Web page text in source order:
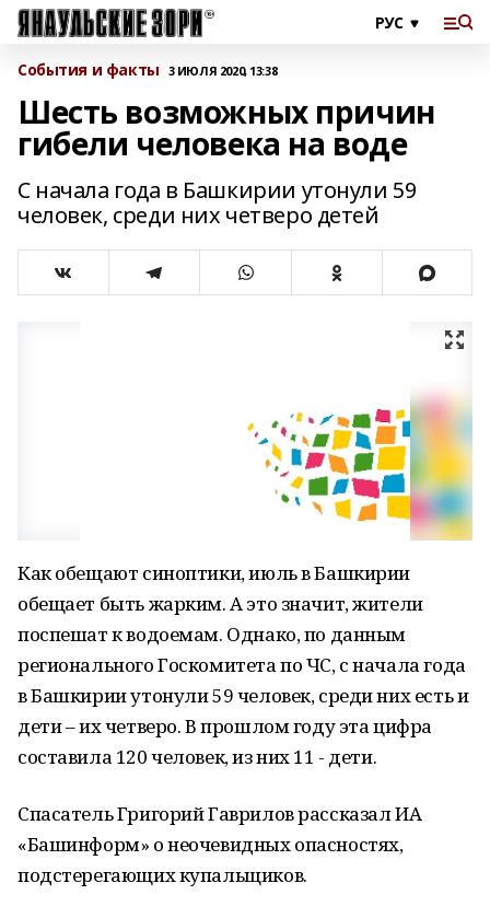
События и факты 3 ИЮЛЯ 2020, 13:38
Шесть возможных причин
гибели человека на воде
С начала года в Башкирии утонули 59
человек, среди них четверо детей
Как обещают синоптики, июль в Башкирии
обещает быть жарким. А это значит, жители
поспешат к водоемам. Однако, по данным
регионального Госкомитета по ЧС, с начала года
в Башкирии утонули 59 человек, среди них есть и
дети – их четверо. В прошлом году эта цифра
составила 120 человек, из них 11 - дети.
Спасатель Григорий Гаврилов рассказал ИА
«Башинформ» о неочевидных опасностях,
подстерегающих купальщиков.